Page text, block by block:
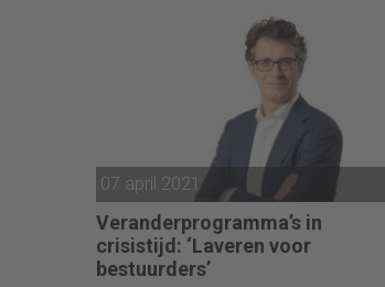
moeten ze wel weten hoe. Volgens
Mansi Jasuja van Conscious Business
Nederland zit de sleutel in meer
bewustzijn over de rol die jouw
organisatie speelt in het totale
ecosysteem waar je onderdeel van
uitmaakt.
07 april 2021
Veranderprogramma’s in
crisistijd: ‘Laveren voor
bestuurders’